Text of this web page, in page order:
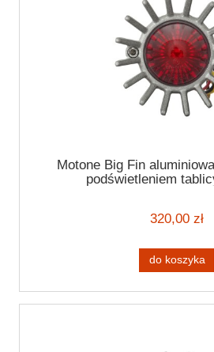
Motone Big Fin
podświetleniem
320,00 zł
do koszyka